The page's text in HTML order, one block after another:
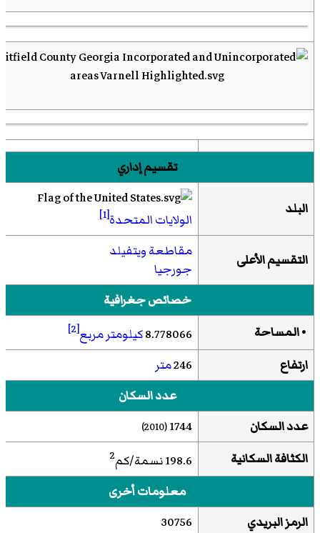
تقسيم إداري
البلد
الولايات المتحدة[1]
التقسيم الأعلى
مقاطعة ويتفيلد
جورجيا
خصائص جغرافية
• المساحة
8.778066كيلومتر مربع[2]
ارتفاع 246متر
عدد السكان
عدد السكان
1744
(2010)
الكثافة السكانية 198.6 نسمة/كم 2
معلومات أخرى
الرمز البريدي
30756